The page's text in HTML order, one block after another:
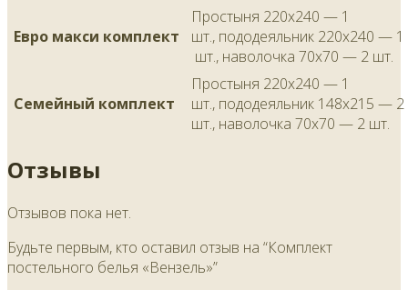
Евро макси комплект
Простыня 220х240 — 1
шт., пододеяльник 220х240 — 1
шт., наволочка 70х70 — 2 шт.
Семейный комплект
Простыня 220х240 — 1
шт., пододеяльник 148х215 — 2
шт., наволочка 70х70 — 2 шт.
Отзывы
Отзывов пока нет.
Будьте первым, кто оставил отзыв на “Комплект
постельного белья «Вензель»”